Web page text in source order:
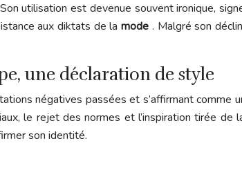
utilisation est devenue souvent ironique,
aux diktats de lamode . Malgré son
une déclaration de style
négatives passées et s’affirmant comme
le rejet des normes et l’inspiration tirée de
son identité.